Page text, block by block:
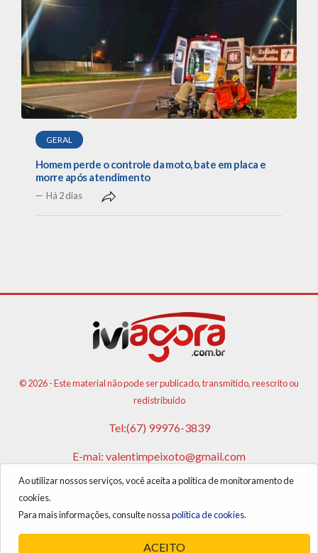
GERAL
Homem perde o controle da moto, bate em placa e
morre após atendimento
Há 2 dias
Ao utilizar nossos serviços, você aceita a política de monitoramento de
cookies.
Para mais informações, consulte nossapolítica de cookies.
ACEITO
© 2026 - Este material não pode ser publicado, transmitido, reescrito ou
redistribuído
Tel:(67) 99976-3839
E-mai: valentimpeixoto@gmail.com
VPA AGENCIA DE PUBLICIDADES E NOTICIAS LTDA